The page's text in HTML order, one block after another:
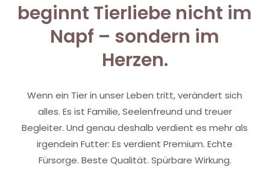
beginnt Tierliebe nicht im
Napf – sondern im
Herzen.
Wenn ein Tier in unser Leben tritt, verändert sich
alles. Es ist Familie, Seelenfreund und treuer
Begleiter. Und genau deshalb verdient es mehr als
irgendein Futter: Es verdient Premium. Echte
Fürsorge. Beste Qualität. Spürbare Wirkung.